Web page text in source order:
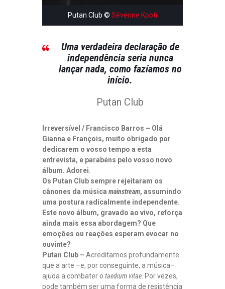
Putan Club © Sévérine Kpoti
Uma verdadeira declaração de
independência seria nunca
lançar nada, como fazíamos no
início.
Putan Club
Irreversível / Francisco Barros – Olá
Gianna e François, muito obrigado por
dedicarem o vosso tempo a esta
entrevista, e parabéns pelo vosso novo
álbum. Adorei
Os Putan Club sempre rejeitaram os
cânones da música mainstream, assumindo
uma postura radicalmente independente.
Este novo álbum, gravado ao vivo, reforça
ainda mais essa abordagem? Que
emoções ou reações esperam evocar no
ouvinte?
Putan Club – Acreditamos profundamente
que a arte –e, por conseguinte, a música–
ajuda a combater o taedium vitae . Por vezes,
pode também ser uma forma de resistência